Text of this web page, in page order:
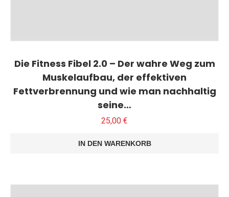
Die Fitness Fibel 2.0 – Der wahre Weg zum
Muskelaufbau, der effektiven
Fettverbrennung und wie man nachhaltig
seine…
25,00 €
IN DEN WARENKORB